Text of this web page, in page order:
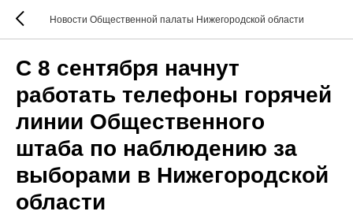
Новости Общественной палаты Нижегородской области
С 8 сентября начнут
работать телефоны горячей
линии Общественного
штаба по наблюдению за
выборами в Нижегородской
области